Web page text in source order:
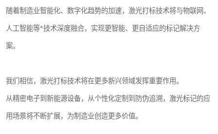
随着制造业智能化、数字化趋势的加速，激光打标技术将与物联网、
人工智能等*技术深度融合，实现更智能、更自适应的标记解决方
案。
我们相信，激光打标技术将在更多新兴领域发挥重要作用。
从精密电子到新能源设备，从个性化定制到防伪追溯，激光标记的应
用场景将不断扩展，为制造业创造更多价值。